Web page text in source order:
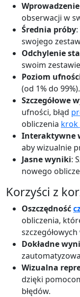
obserwacji w
Średnia próby
swojego
Odchylenie
swoim
Poziom
(od 1% do 99%).
Szczegółowe
ufności, błąd
obliczenia krok
Interaktywne
aby wizualnie
Jasne wyniki:
nowego
Korzyści z
Oszczędność
obliczenia,
Dokładne
Wizualna
dzięki
błędów.